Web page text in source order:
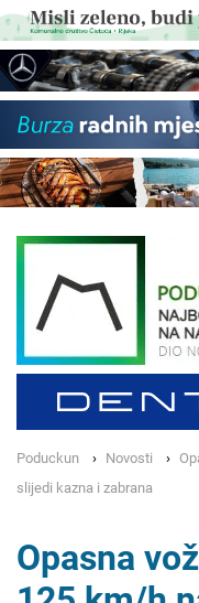
Poduckun Novosti
slijedi kazna i zabrana
Opasna